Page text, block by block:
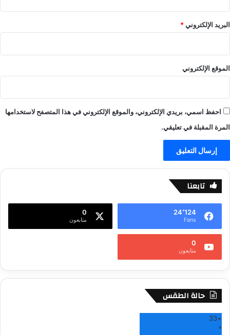
ل
ر
ة
البريد الإلكتروني*
الموقع الإلكتروني
احفظ اسمي، بريدي الإلكتروني، والموقع الإلكتروني في هذا المتصفح لاستخدامها
المرة المقبلة في تعليقي.
تابعنا
24٬124
Fans
0
متابعون
0
متابعون
حالة الطقس
+
33
°